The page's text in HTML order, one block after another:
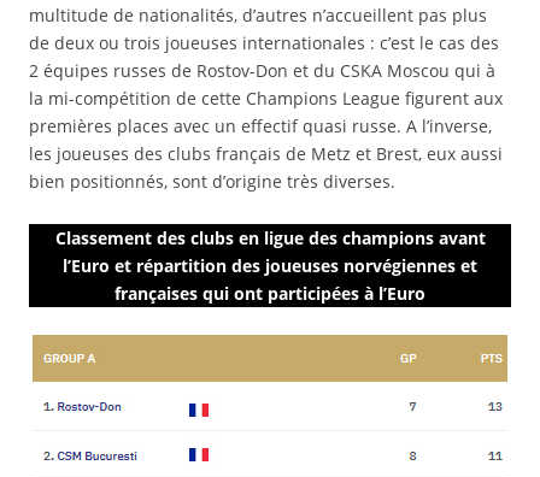
multitude de nationalités, d’autres n’accueillent pas plus
de deux ou trois joueuses internationales : c’est le cas des
2 équipes russes de Rostov-Don et du CSKA Moscou qui à
la mi-compétition de cette Champions League figurent aux
premières places avec un effectif quasi russe. A l’inverse,
les joueuses des clubs français de Metz et Brest, eux aussi
bien positionnés, sont d’origine très diverses.
Classement des clubs en ligue des champions avant
l’Euro et répartition des joueuses norvégiennes et
françaises qui ont participées à l’Euro